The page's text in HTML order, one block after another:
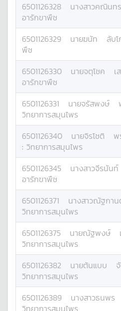
6501126328 นางสาวคณินท
อารักขาพืช
6501126329 นายฆนัท ลับ
พืช
6501126330 นายจตุโชค เ
อารักขาพืช
6501126331 นายจรัสพงษ์
วิทยาการสมุนไพร
6501126340 นายจิรโชติ
พ
: วิทยาการสมุนไพร
6501126345 นางสาวจีรนันท์
อารักขาพืช
6501126371 นางสาวณัฐกาน
วิทยาการสมุนไพร
6501126375 นายณัฐพงษ์
วิทยาการสมุนไพร
6501126382 นายต้นแบบ
วิทยาการสมุนไพร
6501126389 นางสาวธนพร
วิทยาการสมุนไพร